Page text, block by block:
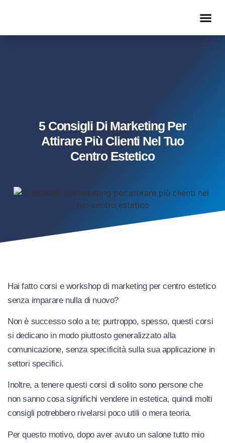
5 Consigli Di Marketing Per
Attirare Più Clienti Nel Tuo
Centro Estetico
Hai fatto corsi e workshop di marketing per centro estetico
senza imparare nulla di nuovo?
Non è successo solo a te; purtroppo, spesso, questi corsi
si dedicano in modo piuttosto generalizzato alla
comunicazione, senza specificità sulla sua applicazione in
settori specifici.
Inoltre, a tenere questi corsi di solito sono persone che
non sanno cosa significhi vendere in estetica, quindi molti
consigli potrebbero rivelarsi poco utili o mera teoria.
Per questo motivo, dopo aver avuto un salone tutto mio